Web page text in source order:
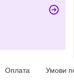
Оплата Умови